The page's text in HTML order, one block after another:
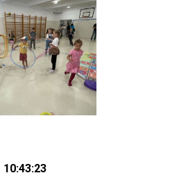
10:43:23